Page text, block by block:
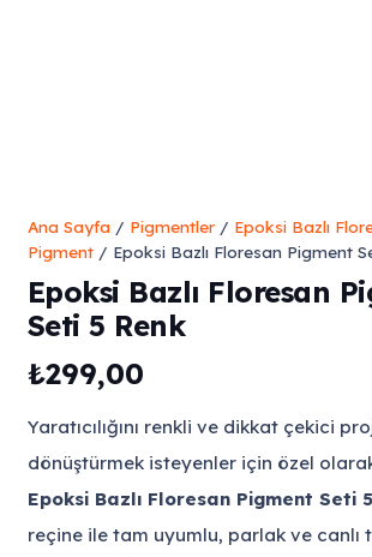
Ana Sayfa/ Pigmentler/ Epoksi Bazlı
Pigment/ Epoksi Bazlı Floresan Pigment
Epoksi Bazlı Floresan
Seti 5 Renk
₺299,00
Yaratıcılığını renkli ve dikkat çekici
dönüştürmek isteyenler için özel
Epoksi Bazlı Floresan Pigment Seti
reçine ile tam uyumlu, parlak ve canlı